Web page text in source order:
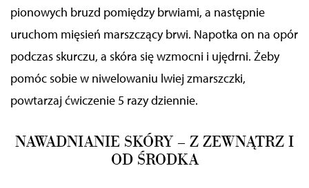
pionowych bruzd pomiędzy brwiami, a następnie
uruchom mięsień marszczący brwi. Napotka on na opór
podczas skurczu, a skóra się wzmocni i ujędrni. Żeby
pomóc sobie w niwelowaniu lwiej zmarszczki,
powtarzaj ćwiczenie 5 razy dziennie.
NAWADNIANIE SKÓRY – Z ZEWNĄTRZ I
OD ŚRODKA